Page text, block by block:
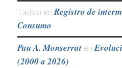
Tadosi en Registro de
Consumo
Pau A. Monserraten
(2000 a 2026)